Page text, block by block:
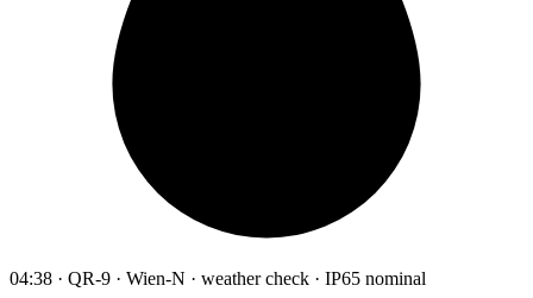
04:38 · QR-9 · Wien-N · weather check · IP65 nominal